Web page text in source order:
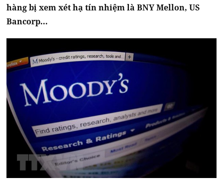
hàng bị xem xét hạ tín nhiệm là BNY Mellon, US
Bancorp...